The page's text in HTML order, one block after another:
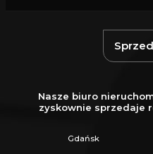
mieszkańcom
Lokalizacja budynku
dynamicznie
Nasze biuro
zyskownie sprzedaje
Gdańsk